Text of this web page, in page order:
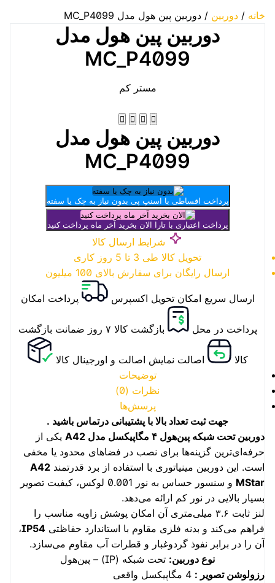
خانه / دوربین / دوربین پین هول مدل MC_P4099
دوربین پین هول مدل
MC_P4099
مستر کم
دوربین پین هول مدل
MC_P4099
پرداخت اقساطی با اسنپ پی بدون نیاز به چک یا سفته
پرداخت اعتباری با تارا الان بخرید آخر ماه پرداخت کنید
شرایط ارسال کالا
تحویل کالا طی 3 تا 5 روز کاری
ارسال رایگان برای سفارش بالای 100 میلیون
ارسال سریع امکان تحویل اکسپرس پرداخت امکان
پرداخت در محل بازگشت کالا ۷ روز ضمانت بازگشت
کالا اصالت نمایش اصالت و اورجینال کالا
توضیحات
نظرات (0)
پرسش‌ها
جهت ثبت تعداد بالا با پشتیبانی درتماس باشید .
دوربین تحت شبکه پین‌هول ۴ مگاپیکسل مدل A42
یکی از
حرفه‌ای‌ترین گزینه‌ها برای نصب در فضاهای محدود یا مخفی
است. این دوربین مینیاتوری با استفاده از برد قدرتمند A42
MStar
و سنسور حساس به نور 0.001 لوکس، کیفیت تصویر
بسیار بالایی در نور کم ارائه می‌دهد.
لنز ثابت ۳.۶ میلی‌متری آن امکان پوشش زاویه مناسب را
فراهم می‌کند و بدنه فلزی مقاوم با استاندارد حفاظتی IP54،
آن را در برابر نفوذ گردوغبار و قطرات آب مقاوم می‌سازد.
نوع دوربین: تحت شبکه (IP) – پین‌هول
رزولوشن تصویر :